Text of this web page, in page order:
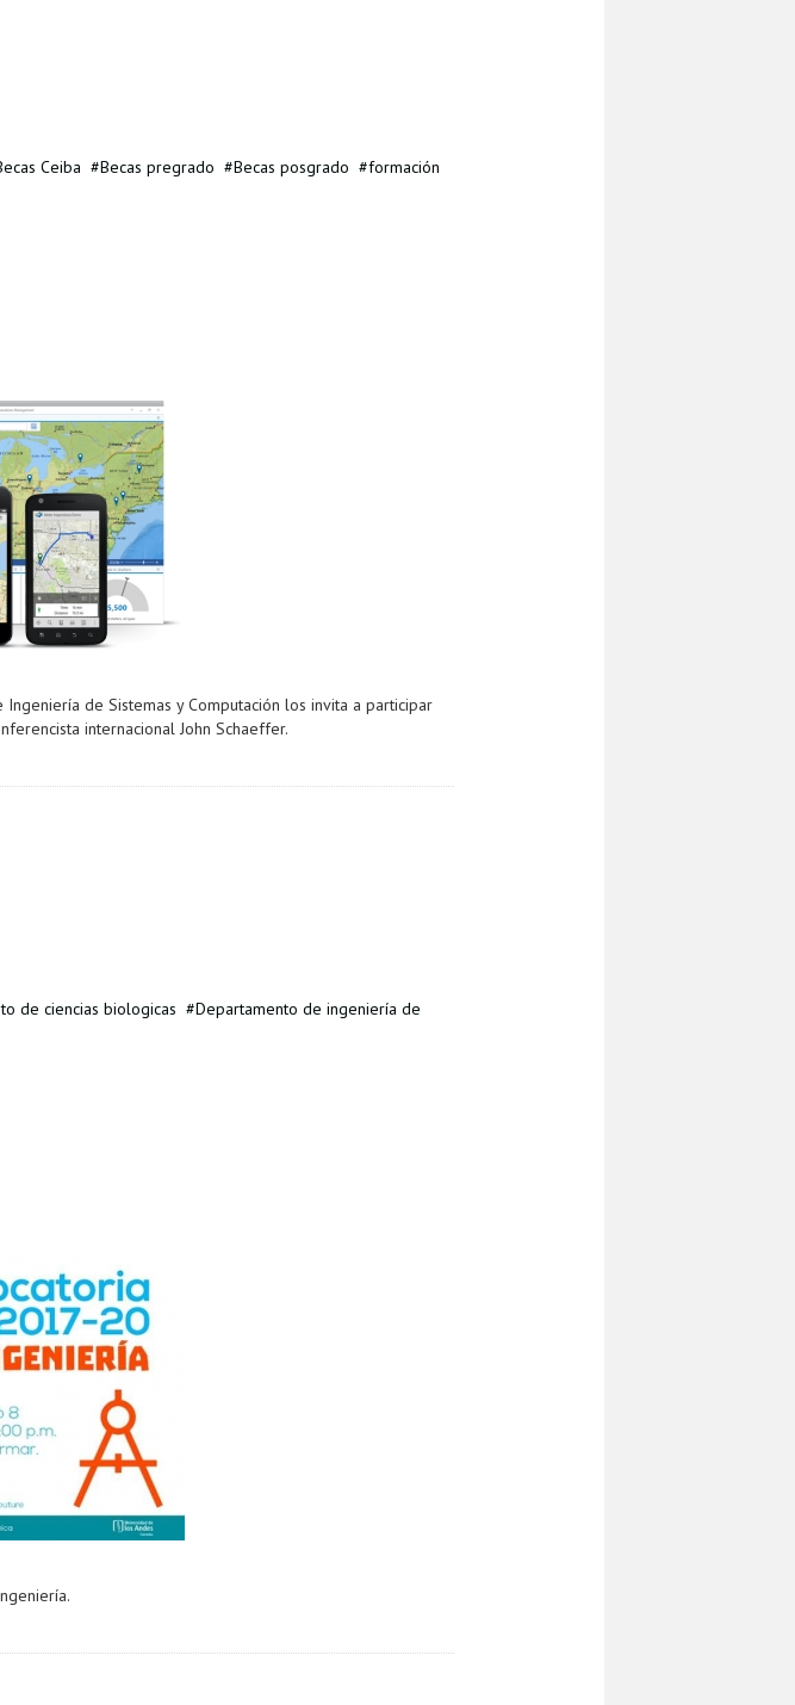
Ceiba Becas pregrado Becas posgrado
formación
de Sistemas y Computación los invita a participar
internacional John Schaeffer.
de ciencias biologicas
Departamento de ingeniería de